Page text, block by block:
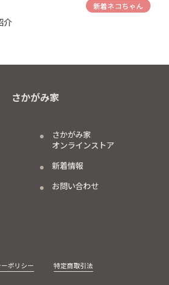
新着ネコちゃん
介
さかがみ家
さかがみ家
オンラインストア
新着情報
お問い合わせ
ポリシー 特定商取引法